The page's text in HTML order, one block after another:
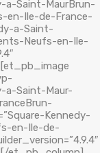
Saint-MaurBrun-
en-Ile-de-France-
a-Saint-
Neufs-en-Ile-
a-Saint-Maur-
Kennedy-
en-Ile-de-